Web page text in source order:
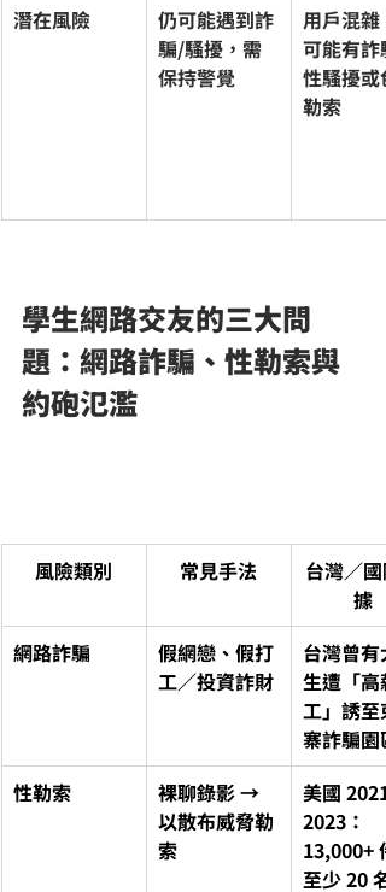
潛在風險
仍可能遇到詐
騙/騷擾，需
保持警覺
用戶混雜
可能有詐
性騷擾或
勒索
學生網路交友的三大問
題：網路詐騙、性勒索與
約砲氾濫
風險類別 常見手法
台灣／國
據
網路詐騙
假網戀、假打
工／投資詐財
台灣曾有
生遭「高
工」誘至
寨詐騙園區
性勒索
裸聊錄影 →
以散布威脅勒
索
美國 2021–
2023：
13,000+
至少 20 名